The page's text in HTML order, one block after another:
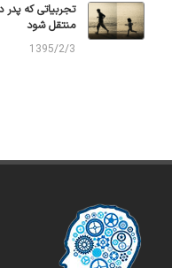
تجربیاتی که
منتقل شود
1395/2/3